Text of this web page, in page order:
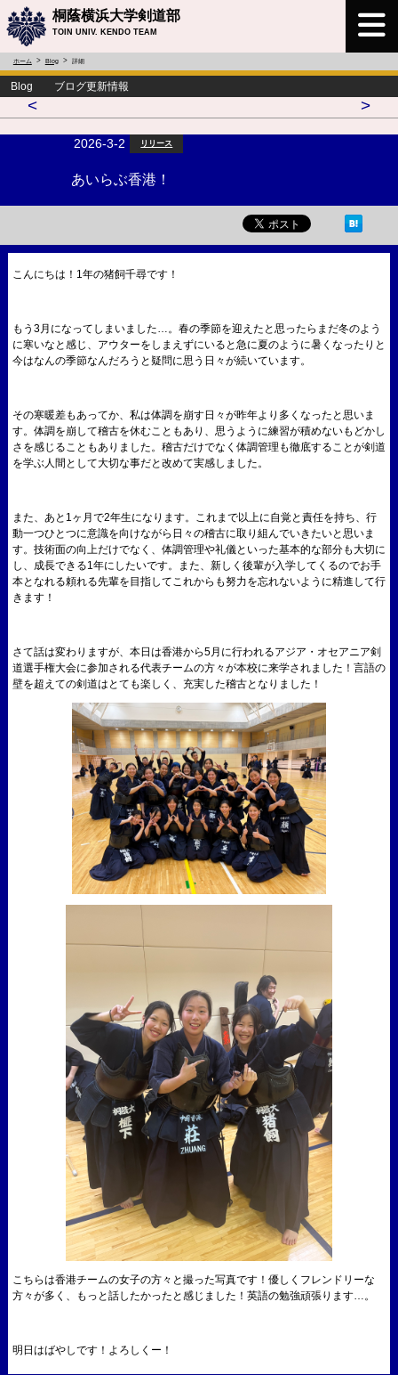
桐蔭横浜大学剣道部
TOIN UNIV. KENDO TEAM
ホーム Blog 詳細
Blog ブログ更新情報
< >
2026-3-2 リリース
あいらぶ香港！
こんにちは！1年の猪飼千尋です！
もう3月になってしまいました…。春の季節を迎えたと思ったらまだ冬のよう
に寒いなと感じ、アウターをしまえずにいると急に夏のように暑くなったりと
今はなんの季節なんだろうと疑問に思う日々が続いています。
その寒暖差もあってか、私は体調を崩す日々が昨年より多くなったと思いま
す。体調を崩して稽古を休むこともあり、思うように練習が積めないもどかし
さを感じることもありました。稽古だけでなく体調管理も徹底することが剣道
を学ぶ人間として大切な事だと改めて実感しました。
また、あと1ヶ月で2年生になります。これまで以上に自覚と責任を持ち、行
動一つひとつに意識を向けながら日々の稽古に取り組んでいきたいと思いま
す。技術面の向上だけでなく、体調管理や礼儀といった基本的な部分も大切に
し、成長できる1年にしたいです。また、新しく後輩が入学してくるのでお手
本となれる頼れる先輩を目指してこれからも努力を忘れないように精進して行
きます！
さて話は変わりますが、本日は香港から5月に行われるアジア・オセアニア剣
道選手権大会に参加される代表チームの方々が本校に来学されました！言語の
壁を超えての剣道はとても楽しく、充実した稽古となりました！
こちらは香港チームの女子の方々と撮った写真です！優しくフレンドリーな
方々が多く、もっと話したかったと感じました！英語の勉強頑張ります…。
明日はばやしです！よろしくー！